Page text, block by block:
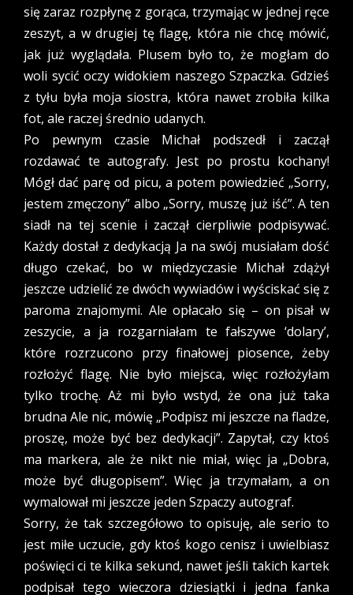
się zaraz rozpłynę z gorąca, trzymając w jednej ręce
zeszyt, a w drugiej tę flagę, która nie chcę mówić,
jak już wyglądała. Plusem było to, że mogłam do
woli sycić oczy widokiem naszego Szpaczka. Gdzieś
z tyłu była moja siostra, która nawet zrobiła kilka
fot, ale raczej średnio udanych.
Po pewnym czasie Michał podszedł i zaczął
rozdawać te autografy. Jest po prostu kochany!
Mógł dać parę od picu, a potem powiedzieć „Sorry,
jestem zmęczony” albo „Sorry, muszę już iść”. A ten
siadł na tej scenie i zaczął cierpliwie podpisywać.
Każdy dostał z dedykacją Ja na swój musiałam dość
długo czekać, bo w międzyczasie Michał zdążył
jeszcze udzielić ze dwóch wywiadów i wyściskać się z
paroma znajomymi. Ale opłacało się – on pisał w
zeszycie, a ja rozgarniałam te fałszywe ‘dolary’,
które rozrzucono przy finałowej piosence, żeby
rozłożyć flagę. Nie było miejsca, więc rozłożyłam
tylko trochę. Aż mi było wstyd, że ona już taka
brudna Ale nic, mówię „Podpisz mi jeszcze na fladze,
proszę, może być bez dedykacji”. Zapytał, czy ktoś
ma markera, ale że nikt nie miał, więc ja „Dobra,
może być długopisem”. Więc ja trzymałam, a on
wymalował mi jeszcze jeden Szpaczy autograf.
Sorry, że tak szczegółowo to opisuję, ale serio to
jest miłe uczucie, gdy ktoś kogo cenisz i uwielbiasz
poświęci ci te kilka sekund, nawet jeśli takich kartek
podpisał tego wieczora dziesiątki i jedna fanka